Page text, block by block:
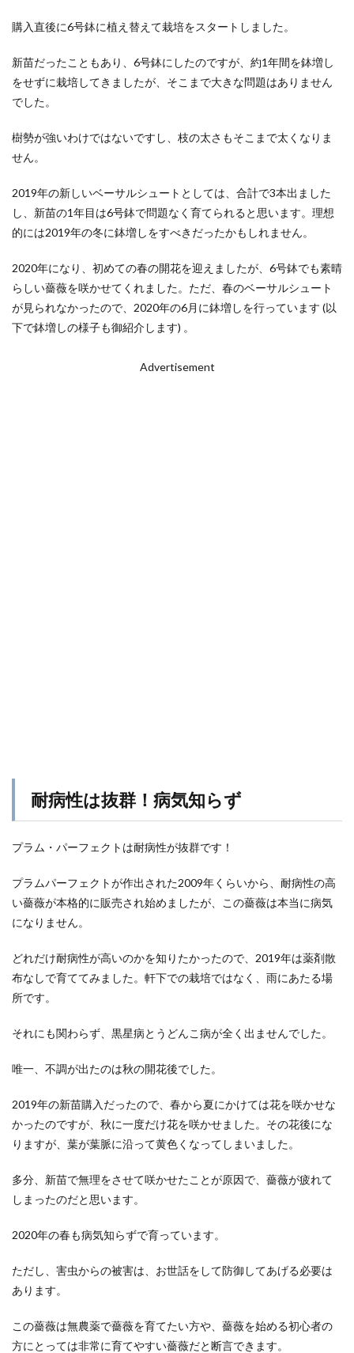
購入直後に6号鉢に植え替えて栽培をスタートしました。
新苗だったこともあり、6号鉢にしたのですが、約1年間を鉢増し
をせずに栽培してきましたが、そこまで大きな問題はありません
でした。
樹勢が強いわけではないですし、枝の太さもそこまで太くなりま
せん。
2019年の新しいベーサルシュートとしては、合計で3本出ました
し、新苗の1年目は6号鉢で問題なく育てられると思います。理想
的には2019年の冬に鉢増しをすべきだったかもしれません。
2020年になり、初めての春の開花を迎えましたが、6号鉢でも素晴
らしい薔薇を咲かせてくれました。ただ、春のベーサルシュート
が見られなかったので、2020年の6月に鉢増しを行っています (以
下で鉢増しの様子も御紹介します) 。
Advertisement
耐病性は抜群！病気知らず
プラム・パーフェクトは耐病性が抜群です！
プラムパーフェクトが作出された2009年くらいから、耐病性の高
い薔薇が本格的に販売され始めましたが、この薔薇は本当に病気
になりません。
どれだけ耐病性が高いのかを知りたかったので、2019年は薬剤散
布なしで育ててみました。軒下での栽培ではなく、雨にあたる場
所です。
それにも関わらず、黒星病とうどんこ病が全く出ませんでした。
唯一、不調が出たのは秋の開花後でした。
2019年の新苗購入だったので、春から夏にかけては花を咲かせな
かったのですが、秋に一度だけ花を咲かせました。その花後にな
りますが、葉が葉脈に沿って黄色くなってしまいました。
多分、新苗で無理をさせて咲かせたことが原因で、薔薇が疲れて
しまったのだと思います。
2020年の春も病気知らずで育っています。
ただし、害虫からの被害は、お世話をして防御してあげる必要は
あります。
この薔薇は無農薬で薔薇を育てたい方や、薔薇を始める初心者の
方にとっては非常に育てやすい薔薇だと断言できます。